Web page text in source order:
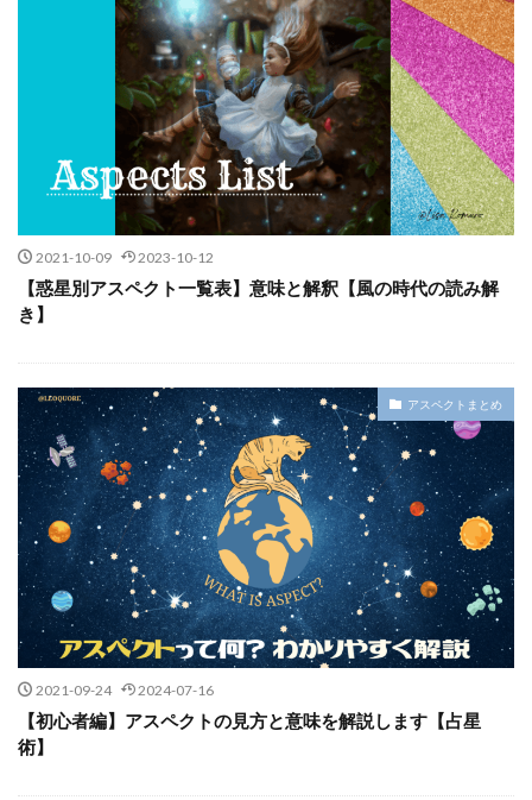
2021-10-09 2023-10-12
【惑星別アスペクト一覧表】意味と解釈【風の時代の読み解
き】
アスペクトまとめ
2021-09-24 2024-07-16
【初心者編】アスペクトの見方と意味を解説します【占星
術】